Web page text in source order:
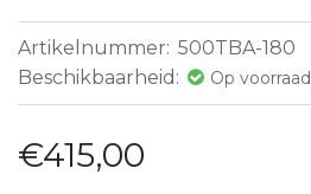
Artikelnummer: 500TBA-180
Beschikbaarheid:
Op voorraad
€415,00